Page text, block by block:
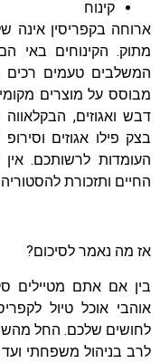
קינוח
ארוחה בקפריסין אינה
מתוק. הקינוחים באי
המשלבים טעמים רכים
מבוסס על מוצרים
דבש ואגוזים,
בצק פילו אגוזים
העומדות לרשותכם.
החיים ותזכורת
אז מה נאמר לסיכום?
בין אם אתם מטיילים
אוהבי אוכל טיול
לחושים שלכם. החל
לרב בניהול משפחתי